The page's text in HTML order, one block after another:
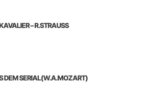
– R.STRAUSS
DEM SERIAL(W.A.MOZART)